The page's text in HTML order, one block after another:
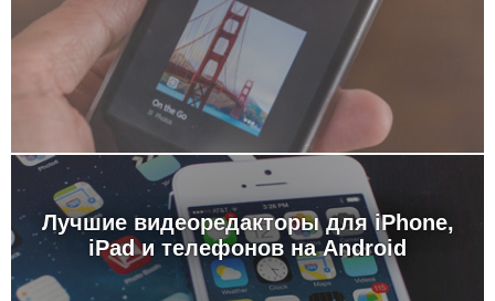
Лучшие видеоредакторы для iPhone,
iPad и телефонов на Android